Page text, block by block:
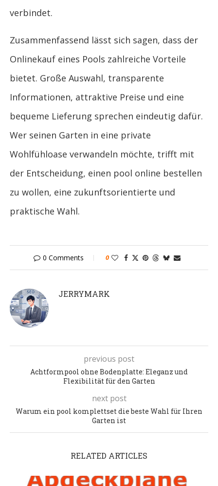
verbindet.
Zusammenfassend lässt sich sagen, dass der
Onlinekauf eines Pools zahlreiche Vorteile
bietet. Große Auswahl, transparente
Informationen, attraktive Preise und eine
bequeme Lieferung sprechen eindeutig dafür.
Wer seinen Garten in eine private
Wohlfühloase verwandeln möchte, trifft mit
der Entscheidung, einen pool online bestellen
zu wollen, eine zukunftsorientierte und
praktische Wahl.
0 Comments 0
JERRYMARK
previous post
Achtformpool ohne Bodenplatte: Eleganz und
Flexibilität für den Garten
next post
Warum ein pool komplettset die beste Wahl für Ihren
Garten ist
RELATED ARTICLES